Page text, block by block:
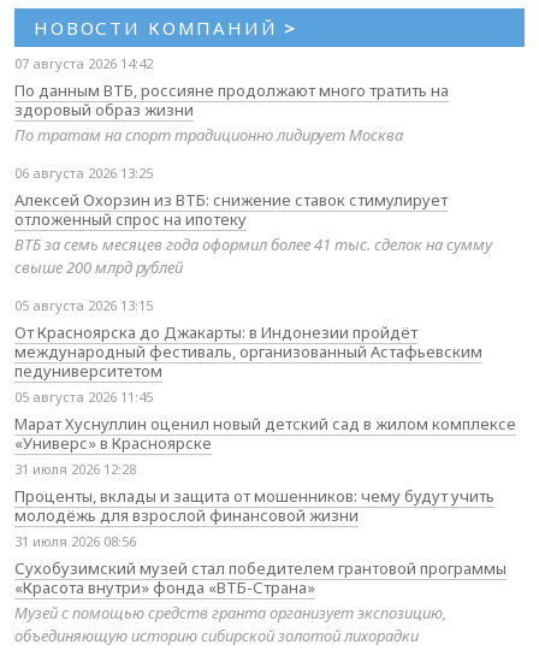
НОВОСТИ КОМПАНИЙ >
07 августа 2026 14:42
По данным ВТБ, россияне продолжают много тратить на
здоровый образ жизни
По тратам на спорт традиционно лидирует Москва
06 августа 2026 13:25
Алексей Охорзин из ВТБ: снижение ставок стимулирует
отложенный спрос на ипотеку
ВТБ за семь месяцев года оформил более 41 тыс. сделок на сумму
свыше 200 млрд рублей
05 августа 2026 13:15
От Красноярска до Джакарты: в Индонезии пройдёт
международный фестиваль, организованный Астафьевским
педуниверситетом
05 августа 2026 11:45
Марат Хуснуллин оценил новый детский сад в жилом комплексе
«Универс» в Красноярске
31 июля 2026 12:28
Проценты, вклады и защита от мошенников: чему будут учить
молодёжь для взрослой финансовой жизни
31 июля 2026 08:56
Сухобузимский музей стал победителем грантовой программы
«Красота внутри» фонда «ВТБ-Страна»
Музей с помощью средств гранта организует экспозицию,
объединяющую историю сибирской золотой лихорадки